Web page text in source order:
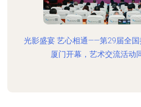
光影盛宴 艺心相通——第29届全
厦门开幕，艺术交流活动